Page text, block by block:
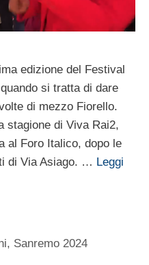
edizione del Festival
si tratta di dare
di mezzo Fiorello.
stagione di Viva Rai2,
al Foro Italico, dopo le
di Via Asiago. … Leggi
, Sanremo 2024